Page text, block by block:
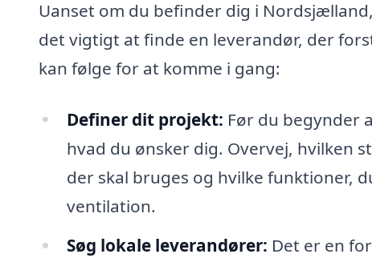
Uanset om du befinder dig i
det vigtigt at finde en leverandør, der
kan følge for at komme i gang:
Definer dit projekt: Før du begynder
hvad du ønsker dig. Overvej, hvilken
der skal bruges og hvilke funktioner,
ventilation.
Søg lokale leverandører: Det er en